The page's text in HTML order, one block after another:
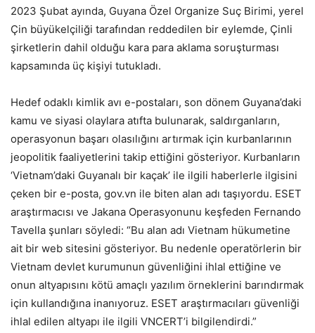
2023 Şubat ayında, Guyana Özel Organize Suç Birimi, yerel
Çin büyükelçiliği tarafından reddedilen bir eylemde, Çinli
şirketlerin dahil olduğu kara para aklama soruşturması
kapsamında üç kişiyi tutukladı.
Hedef odaklı kimlik avı e-postaları, son dönem Guyana’daki
kamu ve siyasi olaylara atıfta bulunarak, saldırganların,
operasyonun başarı olasılığını artırmak için kurbanlarının
jeopolitik faaliyetlerini takip ettiğini gösteriyor. Kurbanların
‘Vietnam’daki Guyanalı bir kaçak’ ile ilgili haberlerle ilgisini
çeken bir e-posta, gov.vn ile biten alan adı taşıyordu. ESET
araştırmacısı ve Jakana Operasyonunu keşfeden Fernando
Tavella şunları söyledi: “Bu alan adı Vietnam hükumetine
ait bir web sitesini gösteriyor. Bu nedenle operatörlerin bir
Vietnam devlet kurumunun güvenliğini ihlal ettiğine ve
onun altyapısını kötü amaçlı yazılım örneklerini barındırmak
için kullandığına inanıyoruz. ESET araştırmacıları güvenliği
ihlal edilen altyapı ile ilgili VNCERT’i bilgilendirdi.”